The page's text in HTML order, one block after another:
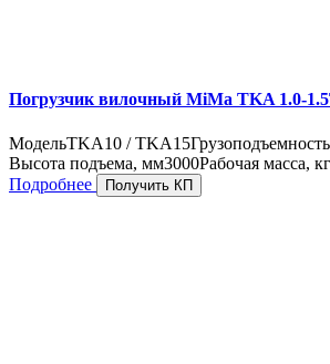
Погрузчик вилочный MiMa TKA 1.0-
МодельTKA10 / TKA15
Высота подъема, мм3000Рабочая масса, кг
Подробнее
Получить КП